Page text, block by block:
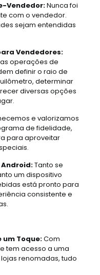
Vendedor:Nunca foi
com o vendedor.
sejam entendidas
Vendedores:
operações de
definir o raio de
determinar
diversas opções
e valorizamos
de fidelidade,
para aproveitar
Tanto se
um dispositivo
está pronto para
consistente e
um Toque:Com
tem acesso a uma
renomadas, tudo